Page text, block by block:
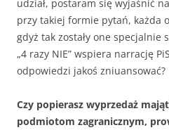
udział, postaram się wyjaśnić
przy takiej formie pytań, każda
gdyż tak zostały one specjalnie
„4 razy NIE” wspiera narrację
odpowiedzi jakoś zniuansować?
Czy popierasz wyprzedaż
podmiotom zagranicznym,